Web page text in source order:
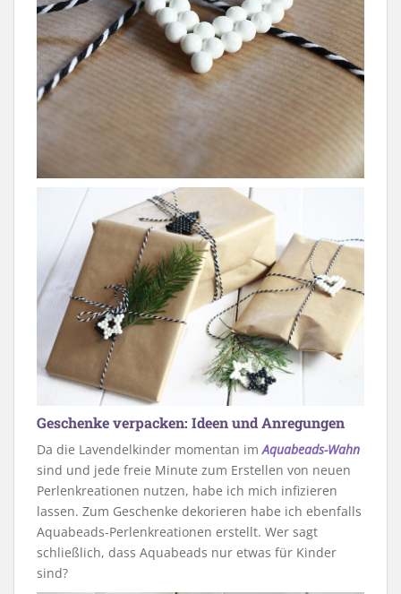
Geschenke verpacken: Ideen und Anregungen
Da die Lavendelkinder momentan imAquabeads-Wahn
sind und jede freie Minute zum Erstellen von neuen
Perlenkreationen nutzen, habe ich mich infizieren
lassen. Zum Geschenke dekorieren habe ich ebenfalls
Aquabeads-Perlenkreationen erstellt. Wer sagt
schließlich, dass Aquabeads nur etwas für Kinder
sind?